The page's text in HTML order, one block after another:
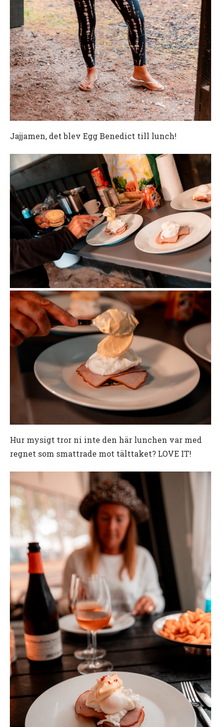
Jajjamen, det blev Egg Benedict till lunch!
Hur mysigt tror ni inte den här lunchen var med
regnet som smattrade mot tälttaket? LOVE IT!